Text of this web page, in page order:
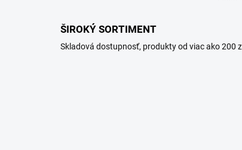
ŠIROKÝ SORTIMENT
Skladová dostupnosť, produkty od viac ako 200